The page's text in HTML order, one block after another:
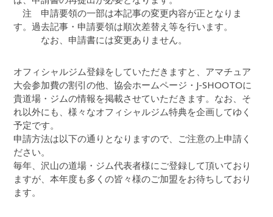
注 申請要領の一部は本記事の変更内容が正となりま
す。過去記事・申請要領は順次差替え等を行います。
なお、申請書には変更ありません。
オフィシャルジム登録をしていただきますと、アマチュア
大会参加費の割引の他、協会ホームページ・J-SHOOTOに
貴道場・ジムの情報を掲載させていただきます。なお、そ
れ以外にも、様々なオフィシャルジム特典を企画してゆく
予定です。
申請方法は以下の通りとなりますので、ご注意の上申請く
ださい。
毎年、沢山の道場・ジム代表者様にご登録して頂いており
ますが、本年度も多くの皆々様のご加盟をお待ちしており
ます。